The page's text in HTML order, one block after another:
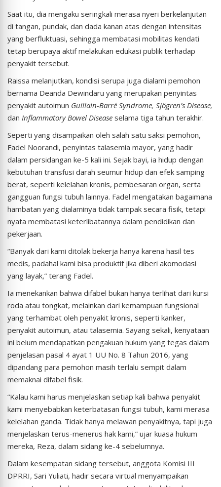
Saat itu, dia mengaku seringkali merasa nyeri berkelanjutan
di tangan, pundak, dan dada kanan atas dengan intensitas
yang berfluktuasi, sehingga membatasi mobilitas kendati
tetap berupaya aktif melakukan edukasi publik terhadap
penyakit tersebut.
Raissa melanjutkan, kondisi serupa juga dialami pemohon
bernama Deanda Dewindaru yang merupakan penyintas
penyakit autoimun Guillain-Barré Syndrome, Sjögren’s Disease,
dan Inflammatory Bowel Disease selama tiga tahun terakhir.
Seperti yang disampaikan oleh salah satu saksi pemohon,
Fadel Noorandi, penyintas talasemia mayor, yang hadir
dalam persidangan ke-5 kali ini. Sejak bayi, ia hidup dengan
kebutuhan transfusi darah seumur hidup dan efek samping
berat, seperti kelelahan kronis, pembesaran organ, serta
gangguan fungsi tubuh lainnya. Fadel mengatakan bagaimana
hambatan yang dialaminya tidak tampak secara fisik, tetapi
nyata membatasi keterlibatannya dalam pendidikan dan
pekerjaan.
“Banyak dari kami ditolak bekerja hanya karena hasil tes
medis, padahal kami bisa produktif jika diberi akomodasi
yang layak,” terang Fadel.
Ia menekankan bahwa difabel bukan hanya terlihat dari kursi
roda atau tongkat, melainkan dari kemampuan fungsional
yang terhambat oleh penyakit kronis, seperti kanker,
penyakit autoimun, atau talasemia. Sayang sekali, kenyataan
ini belum mendapatkan pengakuan hukum yang tegas dalam
penjelasan pasal 4 ayat 1 UU No. 8 Tahun 2016, yang
dipandang para pemohon masih terlalu sempit dalam
memaknai difabel fisik.
“Kalau kami harus menjelaskan setiap kali bahwa penyakit
kami menyebabkan keterbatasan fungsi tubuh, kami merasa
kelelahan ganda. Tidak hanya melawan penyakitnya, tapi juga
menjelaskan terus-menerus hak kami,” ujar kuasa hukum
mereka, Reza, dalam sidang ke-4 sebelumnya.
Dalam kesempatan sidang tersebut, anggota Komisi III
DPRRI, Sari Yuliati, hadir secara virtual menyampaikan